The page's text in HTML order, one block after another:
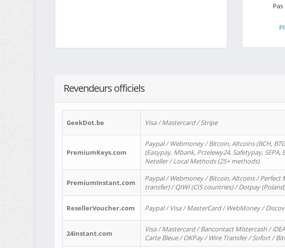
Revendeurs officiels
GeekDot.be Visa / Mastercard / Stripe
PremiumKeys.com
Paypal / Webmoney / Bitcoin, Altcoins (BCH, BTG,
(Easypay, Mbank, Przelewy24, Safetypay,
Neteller / Local Methods (25+ methods)
PremiumInstant.com
Paypal / Webmoney / Bitcoin, Altcoins /
transfer) / QIWI (CIS countries) / Dotpay
ResellerVoucher.com Paypal / Visa / MasterCard / WebMoney /
24instant.com
Visa / Mastercard / Bancontact Mistercash /
Carte Bleue / OKPay / Wire Transfer / Sofort /